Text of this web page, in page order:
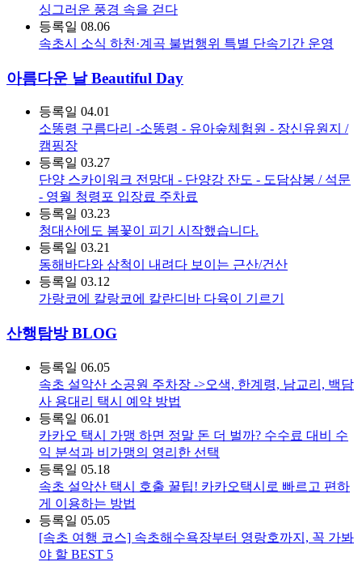
싱그러운 풍경 속을 걷다
등록일 08.06
속초시 소식 하천·계곡 불법행위 특별 단속기간 운영
아름다운 날 Beautiful Day
등록일 04.01
소똥령 구름다리 -소똥령 - 유아숲체험원 - 장신유원지 /
캠핑장
등록일 03.27
단양 스카이워크 전망대 - 단양강 잔도 - 도담삼봉 / 석문
- 영월 청령포 입장료 주차료
등록일 03.23
청대산에도 봄꽃이 피기 시작했습니다.
등록일 03.21
동해바다와 삼척이 내려다 보이는 근산/건산
등록일 03.12
가랑코에 칼랑코에 칼란디바 다육이 기르기
산행탐방 BLOG
등록일 06.05
속초 설악산 소공원 주차장 ->오색, 한계령, 남교리, 백담
사 용대리 택시 예약 방법
등록일 06.01
카카오 택시 가맹 하면 정말 돈 더 벌까? 수수료 대비 수
익 분석과 비가맹의 영리한 선택
등록일 05.18
속초 설악산 택시 호출 꿀팁! 카카오택시로 빠르고 편하
게 이용하는 방법
등록일 05.05
[속초 여행 코스] 속초해수욕장부터 영랑호까지, 꼭 가봐
야 할 BEST 5